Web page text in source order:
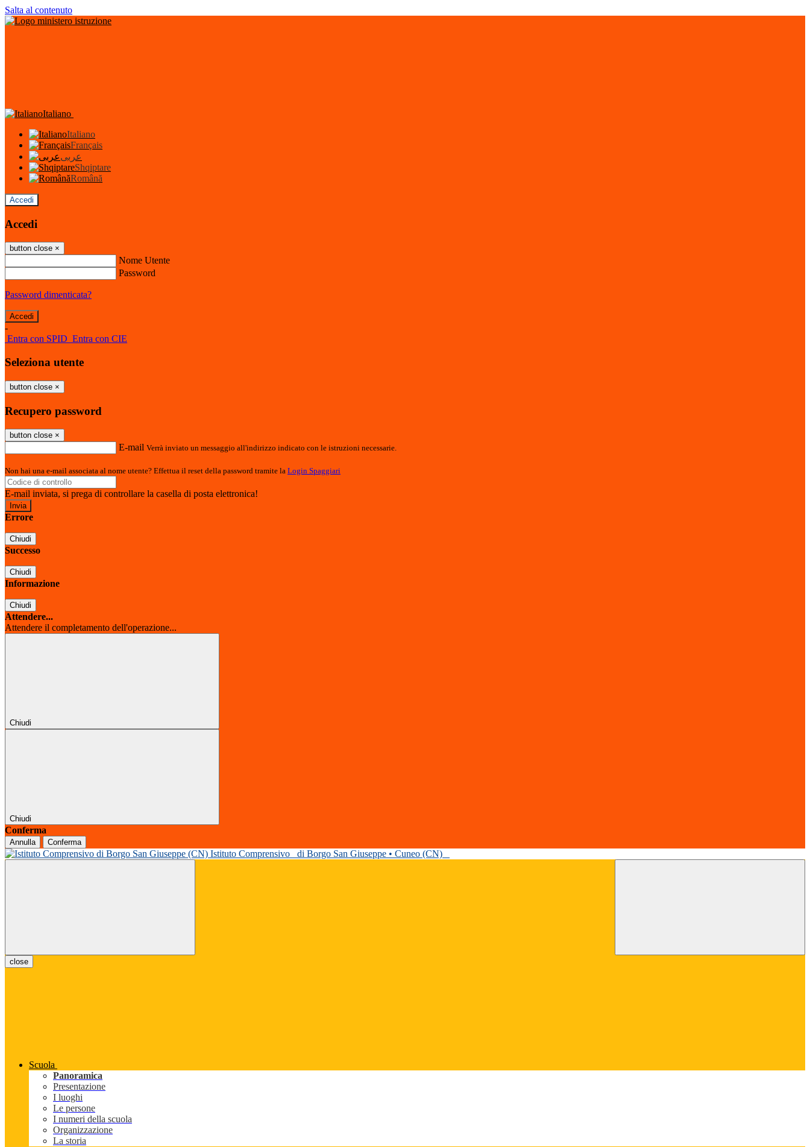
Salta al contenuto
Italiano
Italiano
Français
عربى
Shqiptare
Română
Accedi
Accedi
button close ×
Nome Utente
Password
Password dimenticata?
-
Entra con SPID Entra con CIE
Seleziona utente
button close ×
Recupero password
button close ×
E-mail Verrà inviato un messaggio all'indirizzo indicato con le istruzioni necessarie.
Non hai una e-mail associata al nome utente? Effettua il reset della password tramite la Login Spaggiari
E-mail inviata, si prega di controllare la casella di posta elettronica!
Errore
Chiudi
Successo
Chiudi
Informazione
Chiudi
Attendere...
Attendere il completamento dell'operazione...
Chiudi
Chiudi
Conferma
Annulla Conferma
Istituto Comprensivo di Borgo San Giuseppe • Cuneo (CN)
close
Scuola
Panoramica
Presentazione
I luoghi
Le persone
I numeri della scuola
Organizzazione
La storia